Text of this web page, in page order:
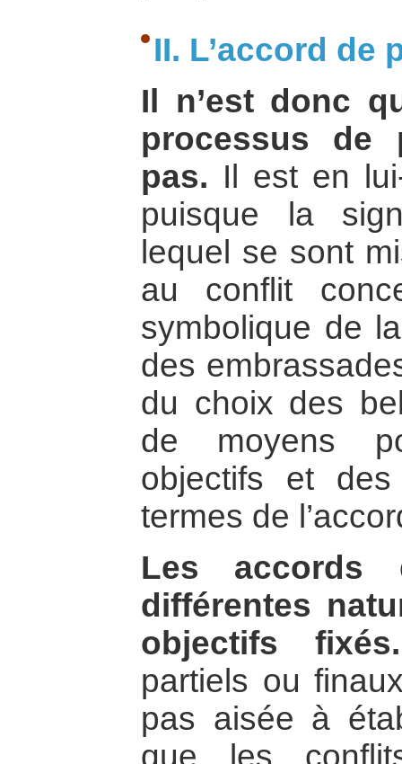
II. L’accord de
Il n’est donc
processus de
pas. Il est en
puisque la
lequel se sont
au conflit
symbolique de
des
du choix des
de moyens
objectifs et
termes de
Les
différentes
objectifs fixés.
partiels ou
pas aisée à
que les